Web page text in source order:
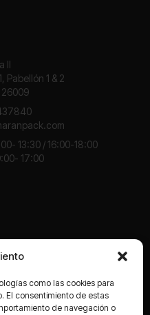
como las cookies para
El consentimiento de estas
de navegación o
II
Pabellón 1 & 2
26009
13:30 / 16:00-18:00
17:00